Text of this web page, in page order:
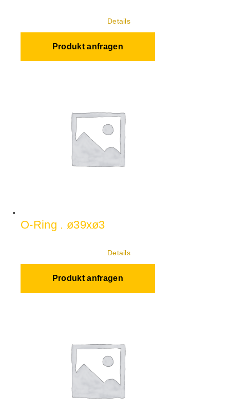
Details
Produkt anfragen
O-Ring . ø39xø3
Details
Produkt anfragen